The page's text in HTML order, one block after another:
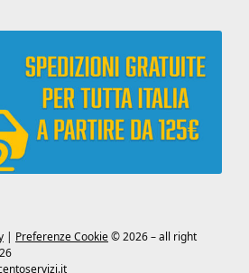
| Preferenze Cookie© 2026 – all right